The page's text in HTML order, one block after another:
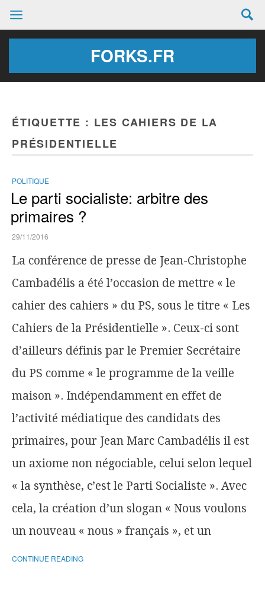
FORKS.FR
ÉTIQUETTE : LES CAHIERS DE LA
PRÉSIDENTIELLE
POLITIQUE
Le parti socialiste: arbitre des
primaires ?
29/11/2016
La conférence de presse de Jean-Christophe
Cambadélis a été l’occasion de mettre « le
cahier des cahiers » du PS, sous le titre « Les
Cahiers de la Présidentielle ». Ceux-ci sont
d’ailleurs définis par le Premier Secrétaire
du PS comme « le programme de la veille
maison ». Indépendamment en effet de
l’activité médiatique des candidats des
primaires, pour Jean Marc Cambadélis il est
un axiome non négociable, celui selon lequel
« la synthèse, c’est le Parti Socialiste ». Avec
cela, la création d’un slogan « Nous voulons
un nouveau « nous » français », et un
CONTINUE READING